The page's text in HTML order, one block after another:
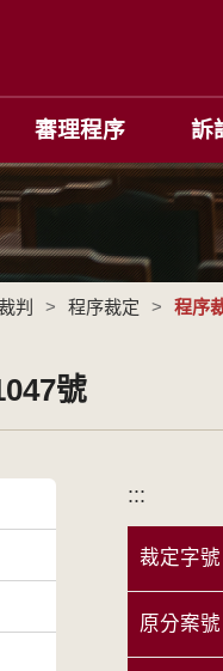
審理程序 訴
判 > 程序裁定 > 程序
號
:::
裁定字號
原分案號